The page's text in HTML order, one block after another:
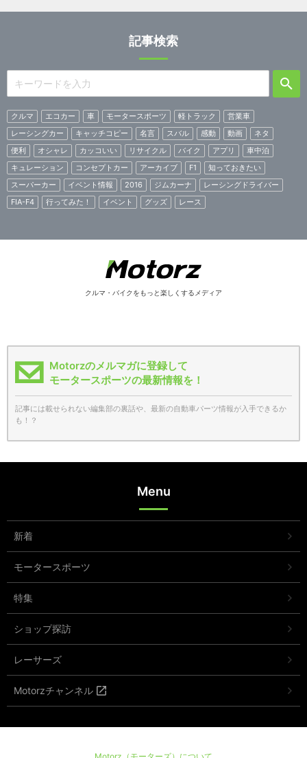
記事検索
クルマ エコカー 車 モータースポーツ 軽トラック
営業車
レーシングカー
キャッチコピー 名言 スバル 感動 動画
ネタ
便利
オシャレ カッコいい リサイクル バイク アプリ
車中泊
キュレーション
コンセプトカー アーカイブ F1
知っておきたい
スーパーカー
イベント情報 2016 ジムカーナ
レーシングドライバー
FIA-F4
行ってみた！ イベント グッズ レース
クルマ・バイクをもっと楽しくするメディア
Motorzのメルマガに登録して
モータースポーツの最新情報を！
記事には載せられない編集部の裏話や、最新の自動車パーツ情報が入手できるか
も！？
Menu
新着
モータースポーツ
特集
ショップ探訪
レーサーズ
Motorzチャンネル